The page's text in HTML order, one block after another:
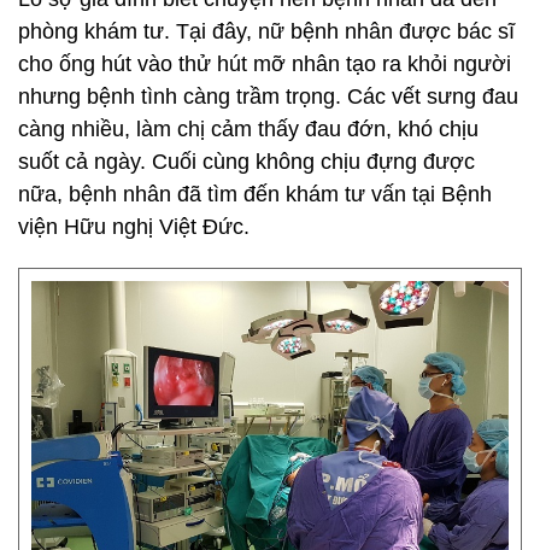
phòng khám tư. Tại đây, nữ bệnh nhân được bác sĩ
cho ống hút vào thử hút mỡ nhân tạo ra khỏi người
nhưng bệnh tình càng trầm trọng. Các vết sưng đau
càng nhiều, làm chị cảm thấy đau đớn, khó chịu
suốt cả ngày. Cuối cùng không chịu đựng được
nữa, bệnh nhân đã tìm đến khám tư vấn tại Bệnh
viện Hữu nghị Việt Đức.